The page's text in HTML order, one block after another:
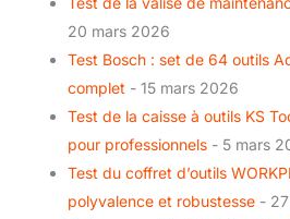
20 mars 2026
Test Bosch : set de 64 outils
complet - 15 mars 2026
Test de la caisse à outils KS
pour professionnels - 5 mars
Test du coffret d’outils
polyvalence et robustesse -